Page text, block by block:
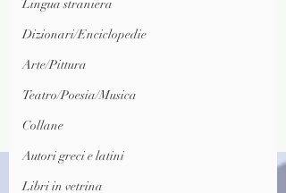
Lingua straniera
Dizionari/Enciclopedie
Arte/Pittura
Teatro/Poesia/Musica
Collane
Autori greci e latini
Libri in vetrina